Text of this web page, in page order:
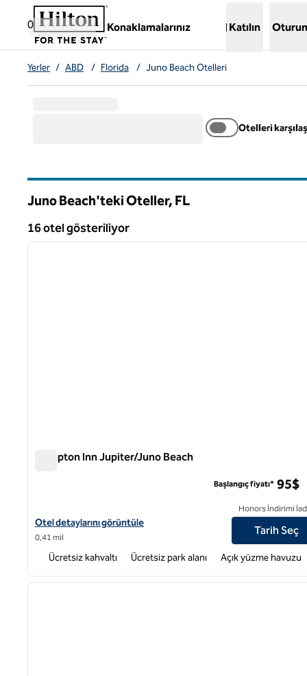
İçeriğe geçiş yap
0
Konaklamalarınız
,Yeni bir sekme açar
Katılın
Yerler / ABD / Florida / Juno Beach Otelleri
Otelleri
Juno Beach'teki Oteller, FL
16 otel gösteriliyor
16 otel gösteriliyor
1 / 12
Hampton Inn Jupiter/Juno Beach
Hampton Inn Jupiter/Juno Beach için otel ayrıntılarını görüntüleyin
Otel detaylarını görüntüle
0,41 mil
Başlangıç fiyatı* 95$
Honors İndirimi
Tarih Seç
Ücretsiz kahvaltı Ücretsiz park alanı Açık yüzme havuzu
1 / 12